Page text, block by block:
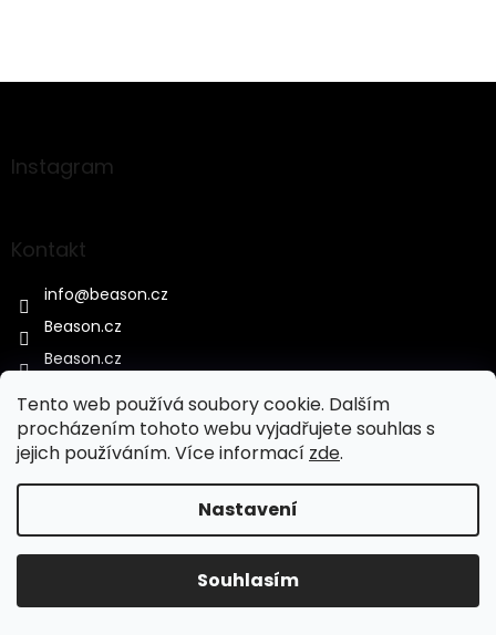
Tento web používá soubory cookie. Dalším
procházením tohoto webu vyjadřujete souhlas s
jejich používáním. Více informací zde.
Nastavení
Souhlasím
hvězdiček.
aInstagram
Kontakt
info@beason.cz
Beason.cz
Beason.cz
Informace pro vás
DOPRAVA A PLATBA
OCHRANA OSOBNÍCH ÚDAJŮ